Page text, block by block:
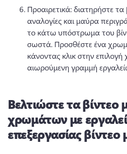
Προαιρετικά: διατηρήστε τα
αναλογίες και μαύρα
το κάτω υπόστρωμα του
σωστά. Προσθέστε ένα
κάνοντας κλικ στην
αιωρούμενη γραμμή
Βελτιώστε τα βίντεο
χρωμάτων με
επεξεργασίας βίντεο